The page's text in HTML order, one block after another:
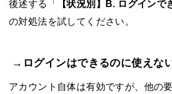
後述する「
【状況別】B. ログインで
の対処法を試してください。
→ログインはできるのに使えな
アカウント自体は有効ですが、他の